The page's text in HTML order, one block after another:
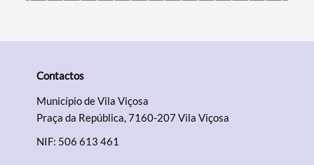
Contactos
Município de Vila Viçosa
Praça da República, 7160-207 Vila Viçosa
NIF: 506 613 461